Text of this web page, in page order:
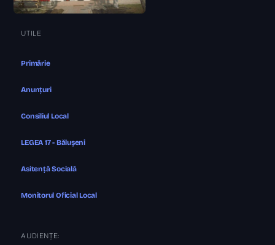
UTILE
Primărie
Anunțuri
Consiliul Local
LEGEA 17 - Bălușeni
Asitență Socială
Monitorul Oficial Local
AUDIENȚE: